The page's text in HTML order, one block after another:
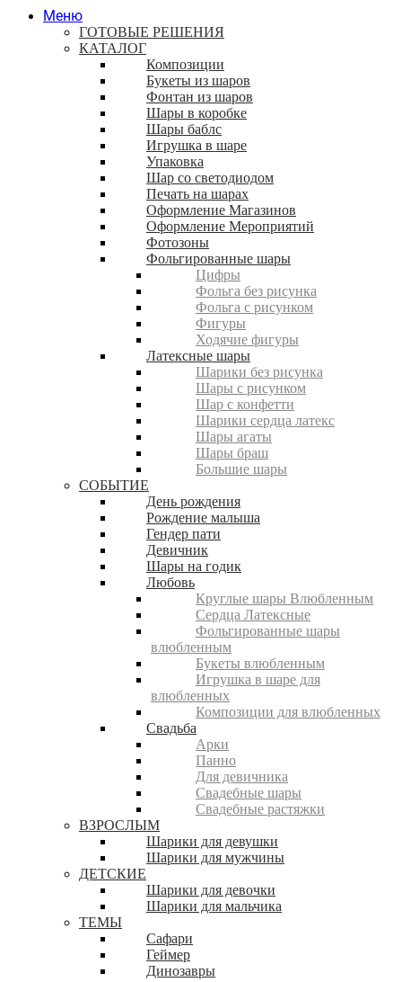
Меню
ГОТОВЫЕ РЕШЕНИЯ
КАТАЛОГ
Композиции
Букеты из шаров
Фонтан из шаров
Шары в коробке
Шары баблс
Игрушка в шаре
Упаковка
Шар со светодиодом
Печать на шарах
Оформление Магазинов
Оформление Мероприятий
Фотозоны
Фольгированные шары
Цифры
Фольга без рисунка
Фольга с рисунком
Фигуры
Ходячие фигуры
Латексные шары
Шарики без рисунка
Шары с рисунком
Шар с конфетти
Шарики сердца латекс
Шары агаты
Шары браш
Большие шары
СОБЫТИЕ
День рождения
Рождение малыша
Гендер пати
Девичник
Шары на годик
Любовь
Круглые шары Влюбленным
Сердца Латексные
Фольгированные шары
влюбленным
Букеты влюбленным
Игрушка в шаре для
влюбленных
Композиции для влюбленных
Свадьба
Арки
Панно
Для девичника
Свадебные шары
Свадебные растяжки
ВЗРОСЛЫМ
Шарики для девушки
Шарики для мужчины
ДЕТСКИЕ
Шарики для девочки
Шарики для мальчика
ТЕМЫ
Сафари
Геймер
Динозавры